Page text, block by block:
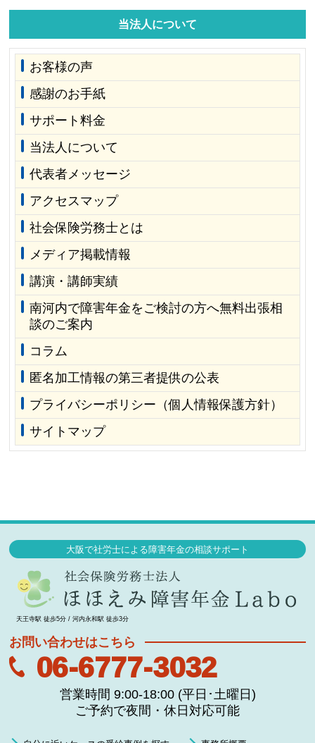
当法人について
お客様の声
感謝のお手紙
サポート料金
当法人について
代表者メッセージ
アクセスマップ
社会保険労務士とは
メディア掲載情報
講演・講師実績
南河内で障害年金をご検討の方へ無料出張相
談のご案内
コラム
匿名加工情報の第三者提供の公表
プライバシーポリシー（個人情報保護方針）
サイトマップ
大阪で社労士による障害年金の相談サポート
天王寺駅 徒歩5分 / 河内永和駅 徒歩3分
お問い合わせはこちら
06-6777-3032
営業時間 9:00-18:00 (平日･土曜日)
ご予約で夜間・休日対応可能